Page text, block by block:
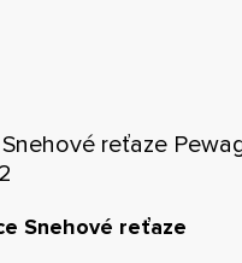
Snehové reťaze
Snehové reťaze